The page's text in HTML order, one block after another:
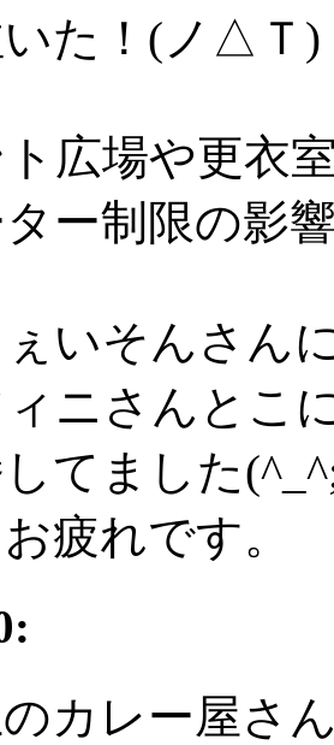
た！(ノ△Ｔ)
広場や更衣
ー制限の影
いそんさん
ニさんとこ
てました
疲れです。
カレー屋さ